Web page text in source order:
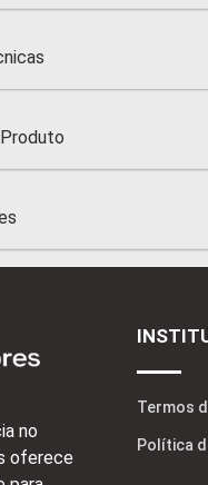
no
oferece
Termos
Política